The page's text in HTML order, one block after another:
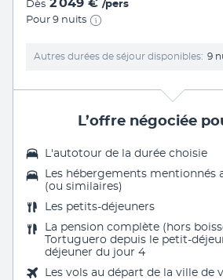
Dès 2 049 € /pers
Pour 9 nuits
Autres durées de séjour disponibles 9
L’offre négociée
L'autotour de la durée choisie
Les hébergements mentionnés
(ou similaires)
Les petits-déjeuners
La pension complète (hors
Tortuguero depuis le petit-
déjeuner du jour 4
Les vols au départ de la ville de